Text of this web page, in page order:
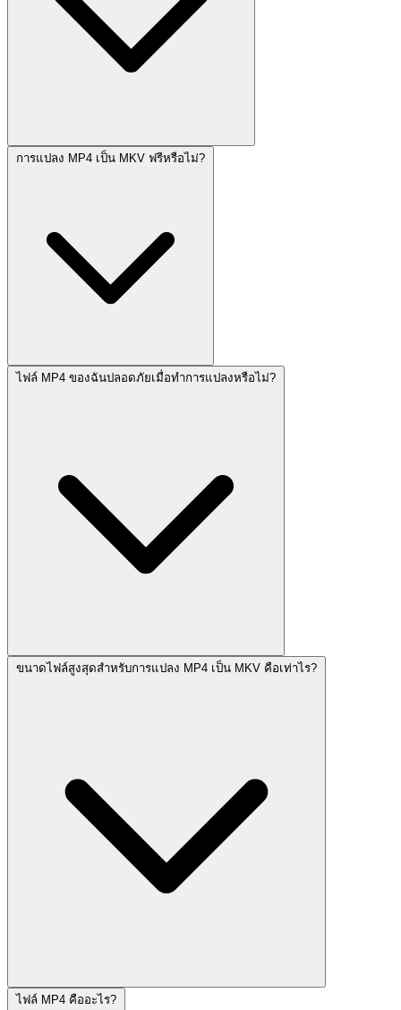
การแปลง MP4 เป็น MKV ฟรีหรือไม่?
ไฟล์ MP4 ของฉันปลอดภัยเมื่อทำการแปลงหรือไม่?
ขนาดไฟล์สูงสุดสำหรับการแปลง MP4 เป็น MKV คือเท่าไร?
ไฟล์ MP4 คืออะไร?